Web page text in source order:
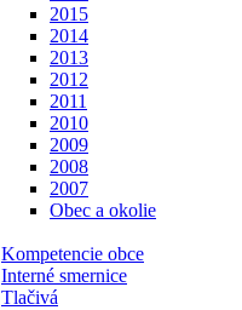
2015
2014
2013
2012
2011
2010
2009
2008
2007
Obec a okolie
Kompetencie obce
Interné smernice
Tlačivá